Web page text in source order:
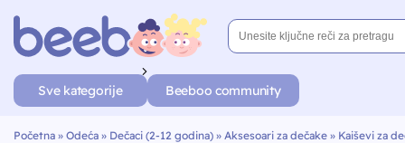
Sve kategorije Beeboo community
Početna » Odeća » Dečaci (2-12 godina) » Aksesoari za dečake » Kaiševi za